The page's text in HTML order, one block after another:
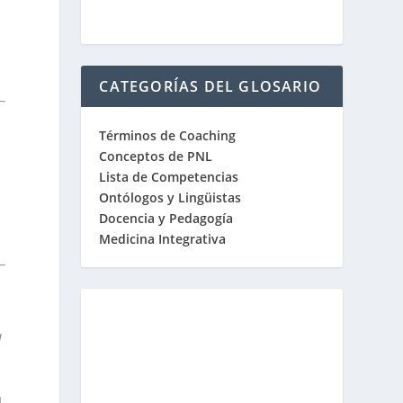
CATEGORÍAS DEL GLOSARIO
Términos de Coaching
Conceptos de PNL
Lista de Competencias
Ontólogos y Lingüistas
Docencia y Pedagogía
Medicina Integrativa